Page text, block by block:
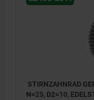
STIRNZAHNRAD
N=25, D2=10,